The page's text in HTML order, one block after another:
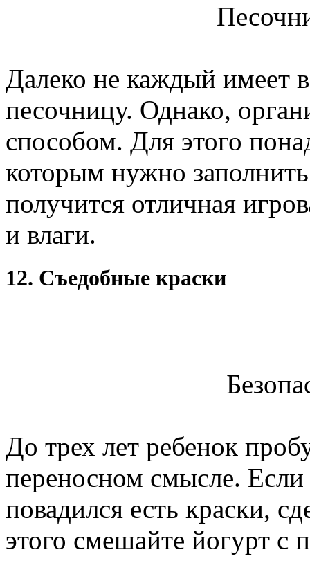
Далеко не каждый имеет
песочницу. Однако,
способом. Для этого
которым нужно
получится отличная
и влаги.
12. Съедобные краски
До трех лет ребенок
переносном смысле.
повадился есть краски,
этого смешайте йогурт с